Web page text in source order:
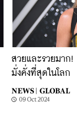
สวยและรวยมาก
มั่งคั่งที่สุดในโลก
NEWS | GLOBAL
09 Oct 2024